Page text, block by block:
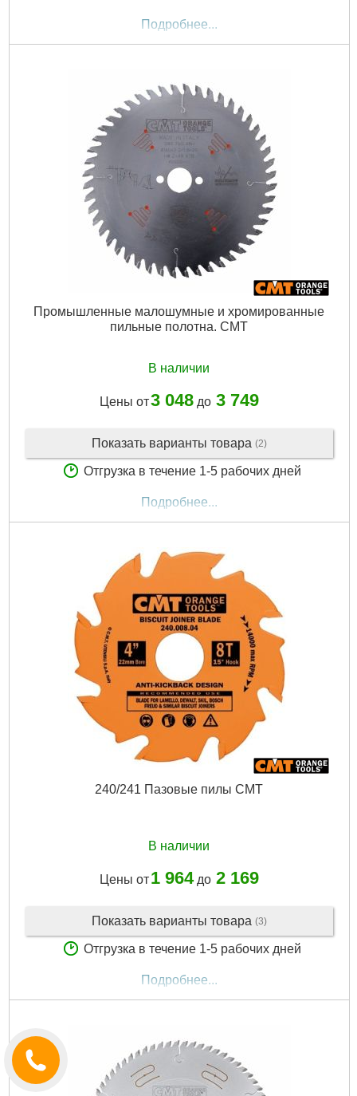
Подробнее...
Промышленные малошумные и хромированные
пильные полотна. CMT
В наличии
Цены от3 048до 3 749
Показать варианты товара (2)
Отгрузка в течение 1-5 рабочих дней
Подробнее...
240/241 Пазовые пилы CMT
В наличии
Цены от 1 964до 2 169
Показать варианты товара (3)
Отгрузка в течение 1-5 рабочих дней
Подробнее...